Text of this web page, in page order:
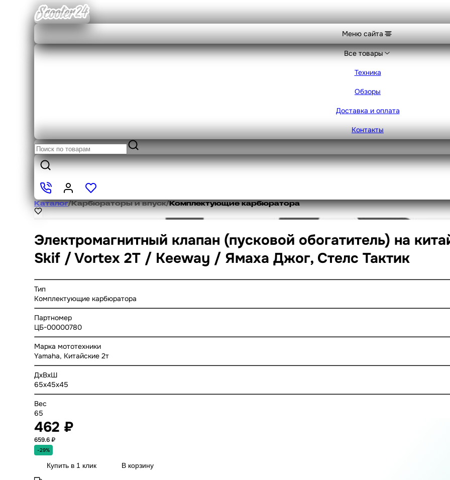
Меню сайта
Все товары
Техника
Обзоры
Доставка и оплата
Контакты
Каталог/Карбюраторы и впуск/Комплектующие карбюратора
Электромагнитный клапан (пусковой обогатитель) на
Skif / Vortex 2T / Keeway / Ямаха Джог, Стелс Тактик
Тип
Комплектующие карбюратора
Партномер
ЦБ-00000780
Марка мототехники
Yamaha, Китайские 2т
ДхВхШ
65x45x45
Вес
65
462 ₽
659.6 ₽
-29%
Купить в 1 клик В корзину